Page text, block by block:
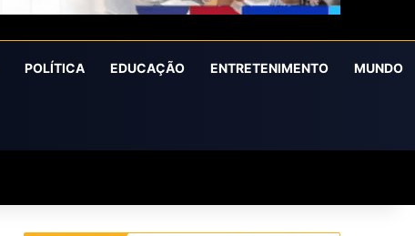
POLÍTICA EDUCAÇÃO ENTRETENIMENTO MUNDO